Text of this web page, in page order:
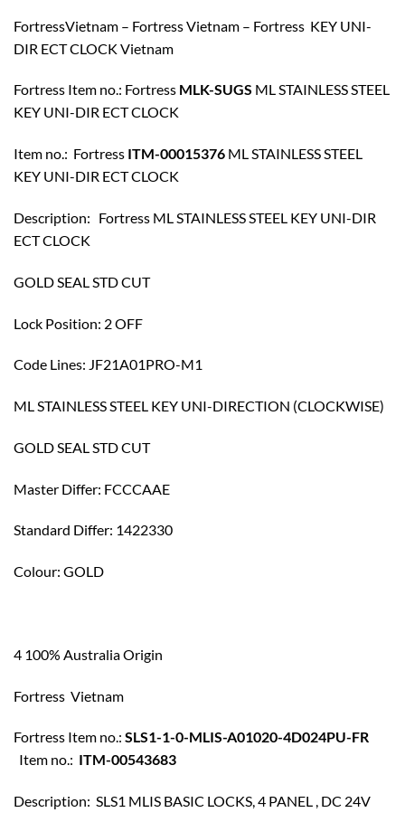
FortressVietnam – Fortress Vietnam – Fortress KEY UNI-
DIR ECT CLOCK Vietnam
Fortress Item no.: Fortress MLK-SUGS ML STAINLESS STEEL
KEY UNI-DIR ECT CLOCK
Item no.: Fortress ITM-00015376 ML STAINLESS STEEL
KEY UNI-DIR ECT CLOCK
Description: Fortress ML STAINLESS STEEL KEY UNI-DIR
ECT CLOCK
GOLD SEAL STD CUT
Lock Position: 2 OFF
Code Lines: JF21A01PRO-M1
ML STAINLESS STEEL KEY UNI-DIRECTION (CLOCKWISE)
GOLD SEAL STD CUT
Master Differ: FCCCAAE
Standard Differ: 1422330
Colour: GOLD
4 100% Australia Origin
Fortress Vietnam
Fortress Item no.: SLS1-1-0-MLIS-A01020-4D024PU-FR
Item no.: ITM-00543683
Description: SLS1 MLIS BASIC LOCKS, 4 PANEL , DC 24V